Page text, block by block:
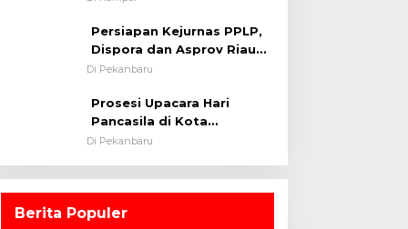
Persiapan Kejurnas PPLP,
Dispora dan Asprov Riau
Tinjau Kelayakan Rumput
Di Pekanbaru
Prosesi Upacara Hari
Pancasila di Kota
Pekanbaru Tetap Khidmat
Di Pekanbaru
Berita Populer